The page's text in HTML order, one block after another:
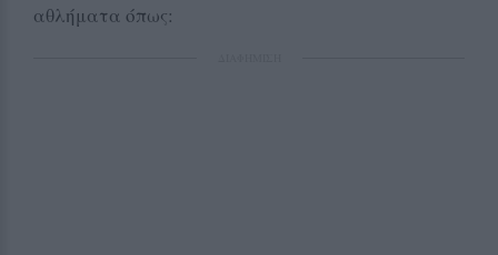
αθλήματα όπως: